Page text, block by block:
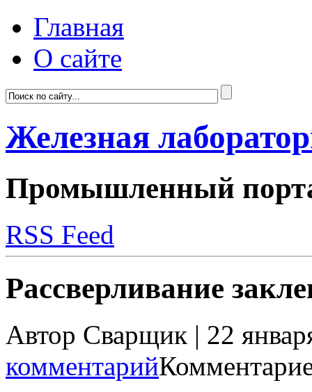
Главная
О сайте
Железная
Промышленный
RSS Feed
Рассверливание
Автор Сварщик | 22
комментарий